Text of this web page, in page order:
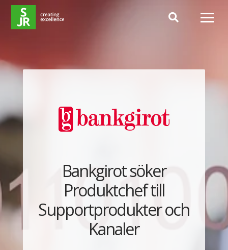
Hoppa till innehåll
Bankgirot söker
Produktchef till
Supportprodukter och
Kanaler